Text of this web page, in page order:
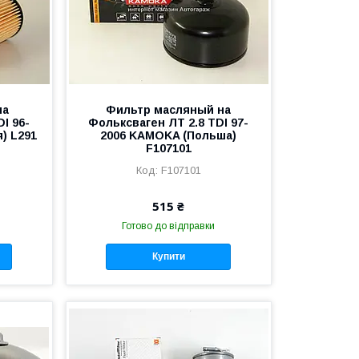
96-
L291
Фильтр масляный на
Фольксваген ЛТ 2.8 TDI 97-
2006 KAMOKA (Польша)
F107101
F107101
515 ₴
Готово до відправки
Купити